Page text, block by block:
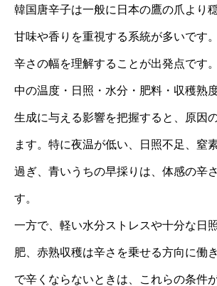
韓国唐辛子は一般に日本の鷹の爪より
甘味や香りを重視する系統が多いです
辛さの幅を理解することが出発点です
中の温度・日照・水分・肥料・収穫熟
生成に与える影響を把握すると、原因
ます。特に夜温が低い、日照不足、窒
過ぎ、青いうちの早採りは、体感の辛
す。
一方で、軽い水分ストレスや十分な日
肥、赤熟収穫は辛さを乗せる方向に働
で辛くならないときは、これらの条件